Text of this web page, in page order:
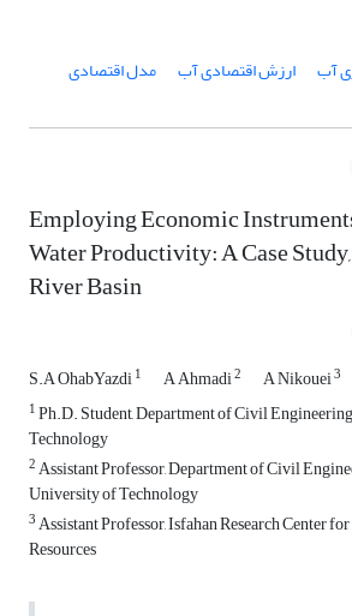
آب ارزش اقتصادی آب مدل اقتصادی
Employing Economic
Water Productivity: A Case
River Basin
S.A OhabYazdi1 A Ahmadi2 A Nikouei3
1Ph.D. Student, Department of Civil
Technology
2Assistant Professor, Department of Civil
University of Technology
3Assistant Professor, Isfahan Research Center
Resources